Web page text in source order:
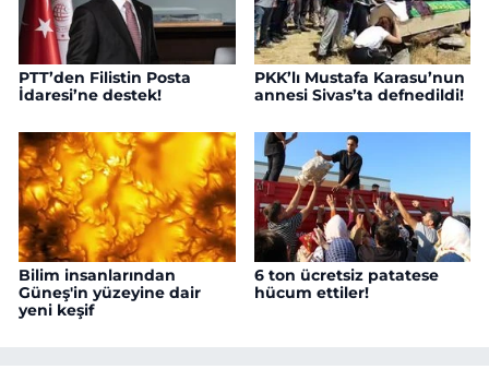
PTT’den Filistin Posta
İdaresi’ne destek!
PKK’lı Mustafa Karasu’nun
annesi Sivas’ta defnedildi!
Bilim insanlarından
Güneş'in yüzeyine dair
yeni keşif
6 ton ücretsiz patatese
hücum ettiler!